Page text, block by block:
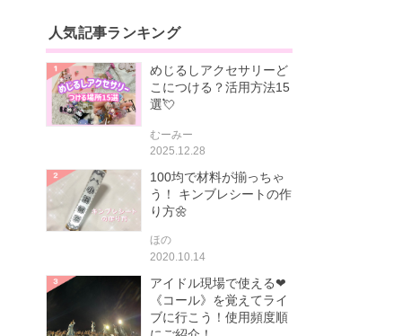
人気記事ランキング
めじるしアクセサリーど
こにつける？活用方法15
選💘
むーみー
2025.12.28
100均で材料が揃っちゃ
う！ キンブレシートの作
り方🌼
ほの
2020.10.14
アイドル現場で使える❤
《コール》を覚えてライ
ブに行こう！使用頻度順